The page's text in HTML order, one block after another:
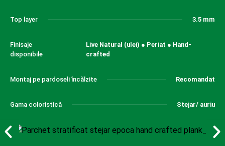
Top layer 3.5 mm
Finisaje
disponibile
Live Natural (ulei) ● Periat ● Hand-
crafted
Montaj pe pardoseli încălzite Recomandat
Gama coloristică Stejar/ auriu